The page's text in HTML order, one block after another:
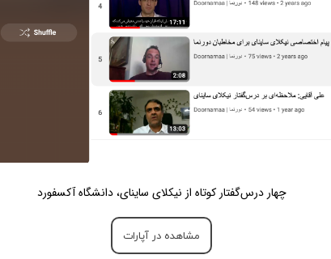
چهار درس‌گفتار کوتاه از نیکلای ساینای، دانشگاه آکسفورد
مشاهده در آپارات